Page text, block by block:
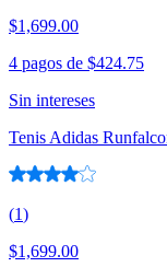
$1,699.00
4 pagos de $424.75
Sin intereses
Tenis Adidas
(1)
$1,699.00